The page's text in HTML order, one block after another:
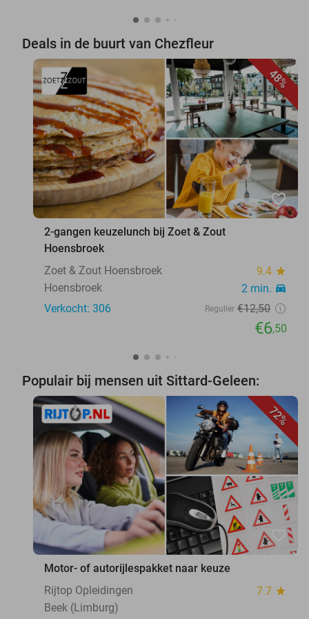
Deals in de buurt van Chezfleur
48%
favorite_border
2-gangen keuzelunch bij Zoet & Zout
Hoensbroek
Zoet & Zout Hoensbroek
9.4 star
Hoensbroek 2 min. directions_car
Verkocht: 306 Regulier €12,50
€6,50
Populair bij mensen uit Sittard-Geleen:
72%
favorite_border
Motor- of autorijlespakket naar keuze
Rijtop Opleidingen
7.7 star
Beek (Limburg)